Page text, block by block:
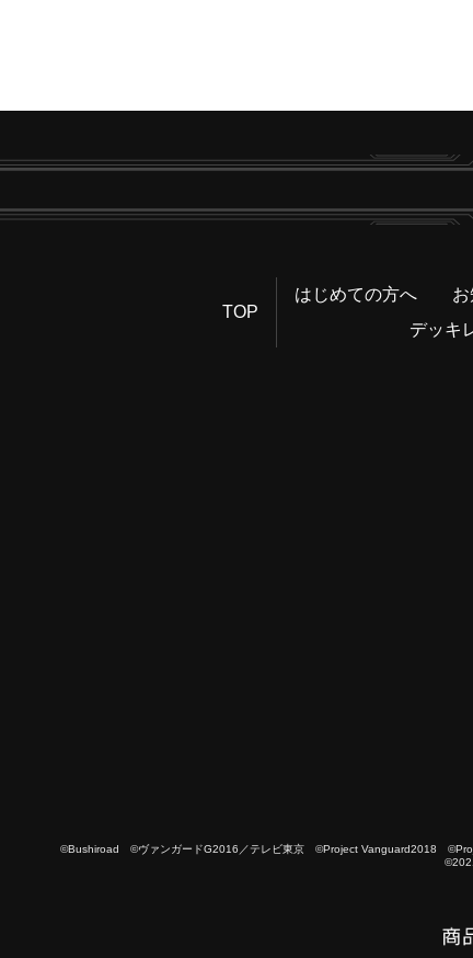
TOP
はじめての方へ
デッキ
©Bushiroad ©ヴァンガードG2016／テレビ東京 ©Project Vanguard2018